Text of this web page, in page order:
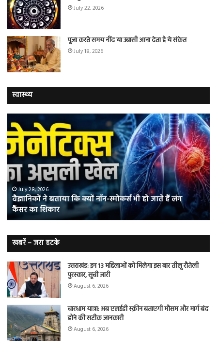
July 22, 2026
पूजा करते समय नींद या उबासी आना देता है ये संकेत
July 18, 2026
स्वास्थ्य
ने
बताया
कि
क्यों
नॉन-
स्मोकर्स
भी
जाते
हैं
कैंसर का
शिकार
July 28, 2026
वैज्ञानिकों ने बताया कि क्यों नॉन-स्मोकर्स भी हो जाते हैं लंग
कैंसर का शिकार
में
की
खबरें – जरा हटके
उत्तराखंड: इन 13 महिलाओं को मिलेगा इस बार तीलू रौतेली
पुरस्कार, सूची जारी
August 6, 2026
चारधाम यात्रा: अब एलईडी स्क्रीन बताएगी मौसम और मार्ग बंद
होने की सटीक जानकारी
August 6, 2026